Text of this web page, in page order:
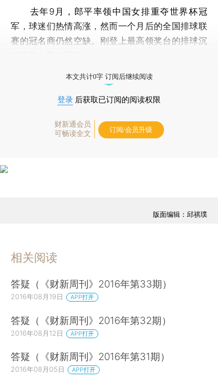
去年9月，郎平率领中国女排重夺世界杯冠
军，球迷们热情高涨，然而一个月后的全国排球联
赛的冠名商仍然空缺。刚登上最高领奖台的排球沉
本文共计0字 订阅后继续阅读
登录 后获取已订阅的阅读权限
财新通会员
可畅读全文
订阅/会员升级
版面编辑：邱祺璞
相关阅读
答疑（《财新周刊》2016年第33期）
2016年08月19日 APP打开
答疑（《财新周刊》2016年第32期）
2016年08月12日 APP打开
答疑（《财新周刊》2016年第31期）
2016年08月05日 APP打开